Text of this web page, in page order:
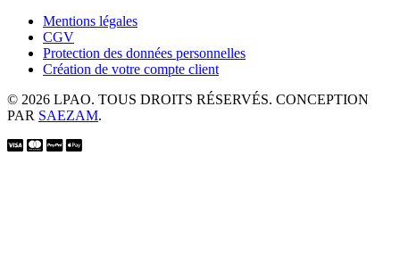
Mentions légales
CGV
Protection des données personnelles
Création de votre compte client
© 2026 LPAO. TOUS DROITS RÉSERVÉS. CONCEPTION
PAR SAEZAM.